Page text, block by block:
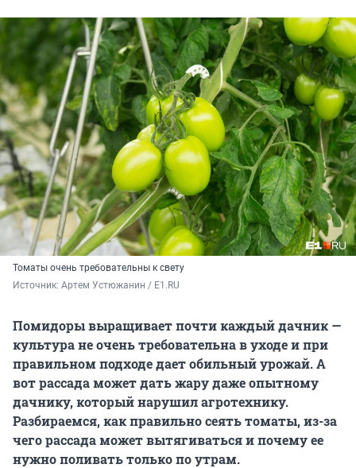
Томаты очень требовательны к свету
Источник: Артем Устюжанин / E1.RU
Помидоры выращивает почти каждый дачник —
культура не очень требовательна в уходе и при
правильном подходе дает обильный урожай. А
вот рассада может дать жару даже опытному
дачнику, который нарушил агротехнику.
Разбираемся, как правильно сеять томаты, из-за
чего рассада может вытягиваться и почему ее
нужно поливать только по утрам.